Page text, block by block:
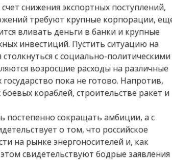
снижения экспортных поступлений,
требуют крупные корпорации,
вливать деньги в банки и крупные
инвестиций. Пустить ситуацию на
с социально-политическими
возросшие расходы на различные
пока не готово. Напротив,
кораблей, строительстве ракет и
постепенно сокращать амбиции, а с
о том, что российское
на рынке энергоносителей и, как
свидетельствуют бодрые заявления